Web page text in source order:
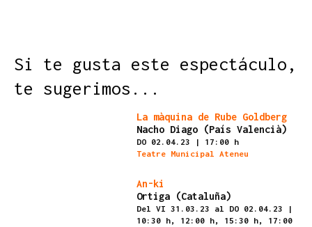
Si te gusta este espectáculo,
te sugerimos...
La màquina de Rube Goldberg
Nacho Diago (País Valencià)
DO 02.04.23 | 17:00 h
Teatre Municipal Ateneu
An-ki
Ortiga (Cataluña)
Del VI 31.03.23 al DO 02.04.23 |
10:30 h,
12:00 h, 15:30 h,
17:00